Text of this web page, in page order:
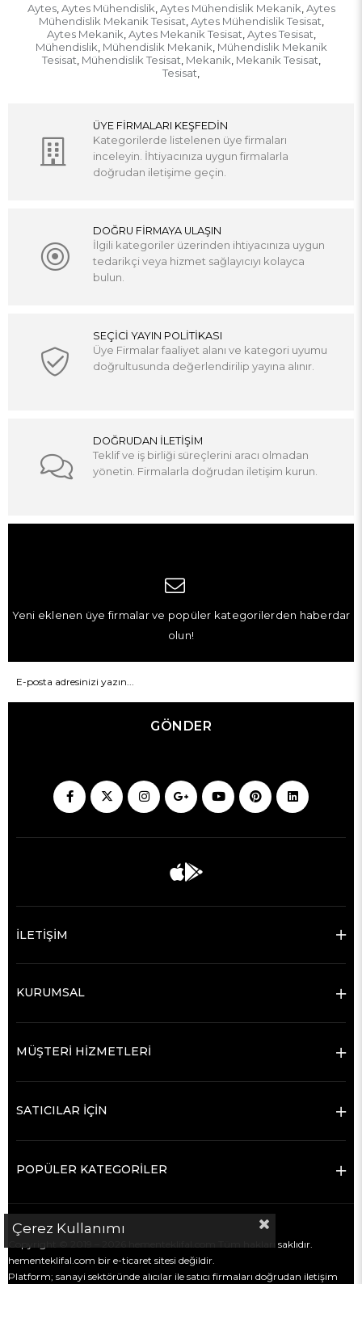
Aytes, Aytes Mühendislik Aytes Mühendislik Mekanik Aytes
Mühendislik Mekanik Tesisat Aytes Mühendislik Tesisat
Aytes Mekanik Aytes Mekanik Tesisat Aytes Tesisat
Mühendislik Mühendislik Mekanik Mühendislik Mekanik
Tesisat Mühendislik Tesisat Mekanik Mekanik Tesisat
Tesisat
ÜYE FİRMALARI KEŞFEDİN
Kategorilerde listelenen üye firmaları
inceleyin. İhtiyacınıza uygun firmalarla
doğrudan iletişime geçin.
DOĞRU FİRMAYA ULAŞIN
İlgili kategoriler üzerinden ihtiyacınıza uygun
tedarikçi veya hizmet sağlayıcıyı kolayca
bulun.
SEÇİCİ YAYIN POLİTİKASI
Üye Firmalar faaliyet alanı ve kategori uyumu
doğrultusunda değerlendirilip yayına alınır.
DOĞRUDAN İLETİŞİM
Teklif ve iş birliği süreçlerini aracı olmadan
yönetin. Firmalarla doğrudan iletişim kurun.
Yeni eklenen üye firmalar ve popüler kategorilerden haberdar
olun!
GÖNDER
İLETİŞİM
KURUMSAL
MÜŞTERİ HİZMETLERİ
SATICILAR İÇİN
POPÜLER KATEGORİLER
Copyright © 2019 – 2026 hementeklifal.com Tüm hakları saklıdır.
hementeklifal.com bir e-ticaret sitesi değildir.
Platform; sanayi sektöründe alıcılar ile satıcı firmaları doğrudan iletişim
Çerez Kullanımı